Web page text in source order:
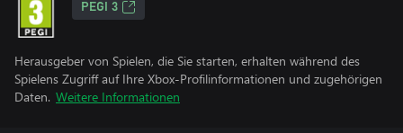
PEGI 3
Herausgeber von Spielen, die Sie starten, erhalten während des
Spielens Zugriff auf Ihre Xbox-Profilinformationen und zugehörigen
Daten. Weitere Informationen